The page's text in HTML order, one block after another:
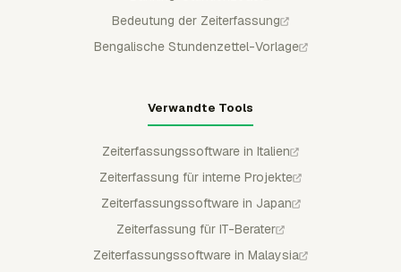
Bedeutung der Zeiterfassung
Bengalische Stundenzettel-Vorlage
Verwandte Tools
Zeiterfassungssoftware in Italien
Zeiterfassung für interne Projekte
Zeiterfassungssoftware in Japan
Zeiterfassung für IT-Berater
Zeiterfassungssoftware in Malaysia